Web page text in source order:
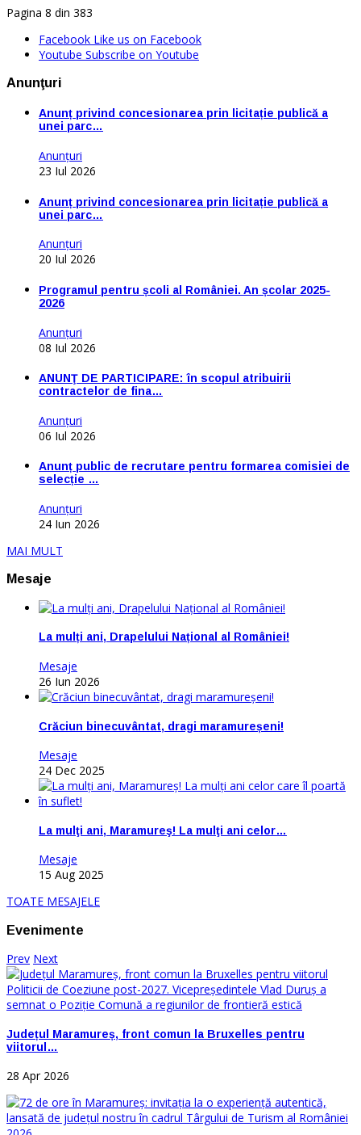
Pagina 8 din 383
Facebook Like us on Facebook
Youtube Subscribe on Youtube
Anunţuri
Anunț privind concesionarea prin licitație publică a
unei parc…
Anunţuri
23 Iul 2026
Anunț privind concesionarea prin licitație publică a
unei parc…
Anunţuri
20 Iul 2026
Programul pentru școli al României. An școlar 2025-
2026
Anunţuri
08 Iul 2026
ANUNŢ DE PARTICIPARE: în scopul atribuirii
contractelor de fina…
Anunţuri
06 Iul 2026
Anunț public de recrutare pentru formarea comisiei de
selecție …
Anunţuri
24 Iun 2026
MAI MULT
Mesaje
La mulți ani, Drapelului Național al României!
Mesaje
26 Iun 2026
Crăciun binecuvântat, dragi maramureșeni!
Mesaje
24 Dec 2025
La mulţi ani, Maramureş! La mulţi ani celor…
Mesaje
15 Aug 2025
TOATE MESAJELE
Evenimente
Prev Next
Județul Maramureș, front comun la Bruxelles pentru
viitorul…
28 Apr 2026